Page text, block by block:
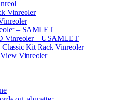
Vinreoler
– SAMLET
Vinreoler – USAMLET
Classic Kit Rack Vinreoler
Vinreoler